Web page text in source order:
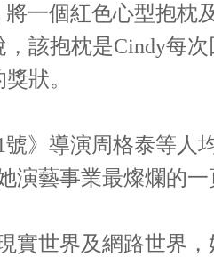
一個紅色心型抱枕
該抱枕是Cindy每
狀。
》導演周格泰等人
藝事業最燦爛的一
實世界及網路世界